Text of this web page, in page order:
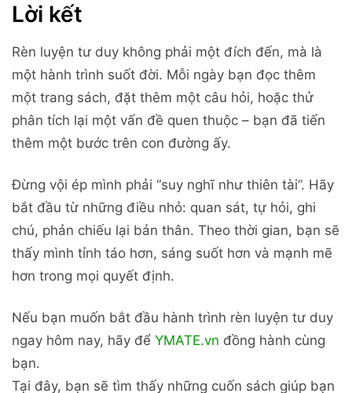
Lời kết
Rèn luyện tư duy không phải một đích đến, mà là
một hành trình suốt đời. Mỗi ngày bạn đọc thêm
một trang sách, đặt thêm một câu hỏi, hoặc thử
phân tích lại một vấn đề quen thuộc – bạn đã tiến
thêm một bước trên con đường ấy.
Đừng vội ép mình phải “suy nghĩ như thiên tài”. Hãy
bắt đầu từ những điều nhỏ: quan sát, tự hỏi, ghi
chú, phản chiếu lại bản thân. Theo thời gian, bạn sẽ
thấy mình tỉnh táo hơn, sáng suốt hơn và mạnh mẽ
hơn trong mọi quyết định.
Nếu bạn muốn bắt đầu hành trình rèn luyện tư duy
ngay hôm nay, hãy để YMATE.vn đồng hành cùng
bạn.
Tại đây, bạn sẽ tìm thấy những cuốn sách giúp bạn